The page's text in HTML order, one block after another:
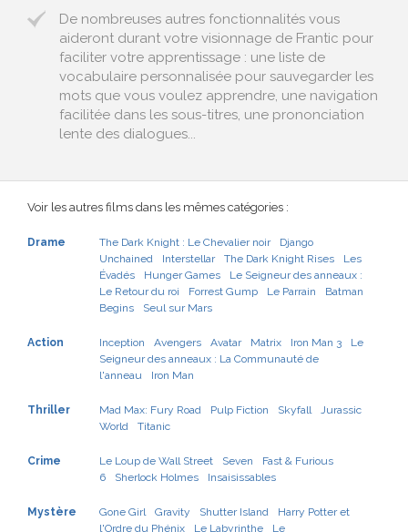
De nombreuses autres fonctionnalités vous
aideront durant votre visionnage de Frantic pour
faciliter votre apprentissage : une liste de
vocabulaire personnalisée pour sauvegarder les
mots que vous voulez apprendre, une navigation
facilitée dans les sous-titres, une prononciation
lente des dialogues...
Voir les autres films dans les mêmes catégories :
Drame The Dark Knight : Le Chevalier noir
Django
Unchained
Interstellar The Dark Knight Rises
Les
Évadés
Hunger Games
Le Seigneur des anneaux :
Le Retour du roi
Forrest Gump Le Parrain
Batman
Begins
Seul sur Mars
Action Inception Avengers Avatar Matrix Iron Man 3
Le
Seigneur des anneaux : La Communauté de
l'anneau
Iron Man
Thriller Mad Max: Fury Road Pulp Fiction Skyfall
Jurassic
World
Titanic
Crime Le Loup de Wall Street Seven
Fast & Furious
6
Sherlock Holmes Insaisissables
Mystère Gone Girl Gravity Shutter Island
Harry Potter et
l'Ordre du Phénix
Le Labyrinthe Le